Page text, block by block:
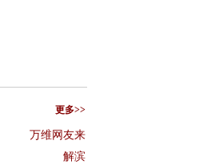
更多>>
万维网友来
解滨